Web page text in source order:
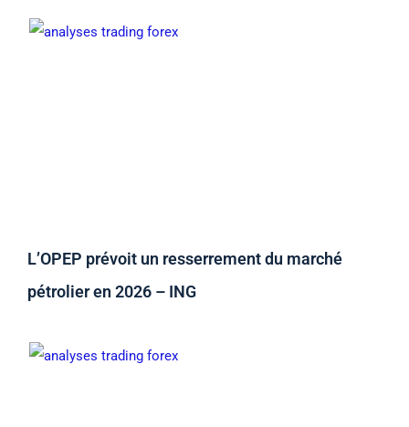
L’OPEP prévoit un resserrement du marché
pétrolier en 2026 – ING